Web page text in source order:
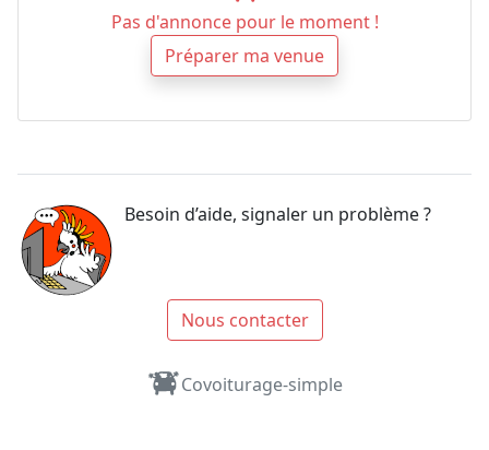
Pas d'annonce pour le moment !
Préparer ma venue
Besoin d’aide, signaler un problème ?
Nous contacter
Covoiturage-simple